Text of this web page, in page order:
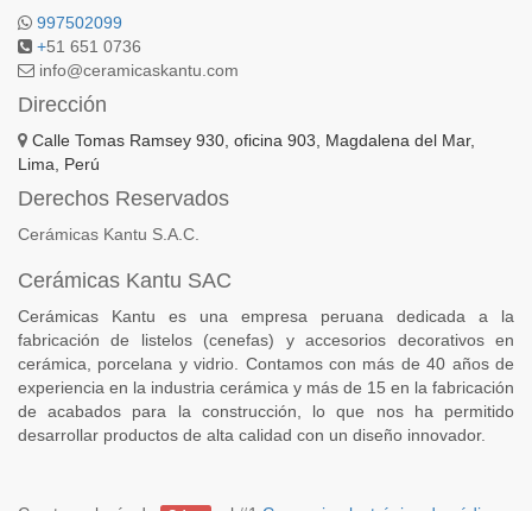
997502099
+51 651 0736
info@ceramicaskantu.com
Dirección
Calle Tomas Ramsey 930, oficina 903, Magdalena del Mar,
Lima, Perú
Derechos Reservados
Cerámicas Kantu S.A.C.
Cerámicas Kantu SAC
Cerámicas Kantu es una empresa peruana dedicada a la
fabricación de listelos (cenefas) y accesorios decorativos en
cerámica, porcelana y vidrio. Contamos con más de 40 años de
experiencia en la industria cerámica y más de 15 en la fabricación
de acabados para la construcción, lo que nos ha permitido
desarrollar productos de alta calidad con un diseño innovador.